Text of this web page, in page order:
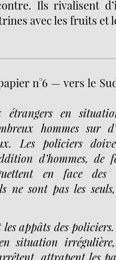
Ils rivalisent
avec les fruits et
n°6 — vers le
en
hommes sur
Les policiers
d’hommes, de
en face
ne sont pas les
appâts des
situation
attrapent les